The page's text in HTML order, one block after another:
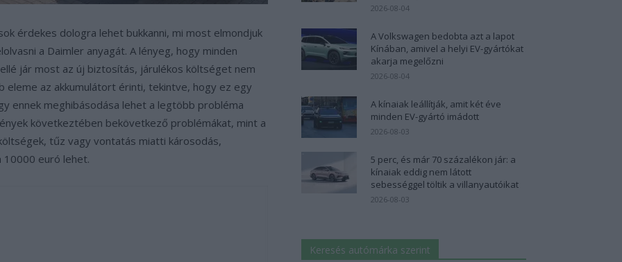
érdekes dologra lehet bukkanni, mi most elmondjuk
a Daimler anyagát. A lényeg, hogy minden
jár most az új biztosítás, járulékos költséget nem
eleme az akkumulátort érinti, tekintve, hogy ez egy
ennek meghibásodása lehet a legtöbb probléma
következtében bekövetkező problémákat, mint a
tűz vagy vontatás miatti károsodás,
10000 euró lehet.
2026-08-04
A Volkswagen bedobta azt a lapot
Kínában, amivel a helyi EV-gyártókat
akarja megelőzni
2026-08-04
A kínaiak leállítják, amit két éve
minden EV-gyártó imádott
2026-08-03
5 perc, és már 70 százalékon jár: a
kínaiak eddig nem látott
sebességgel töltik a villanyautóikat
2026-08-03
Keresés autómárka szerint